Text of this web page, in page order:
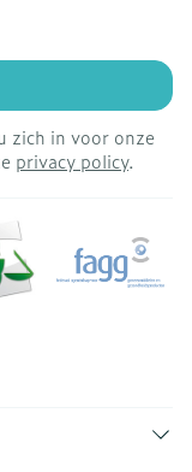
zich in voor onze
privacy policy.